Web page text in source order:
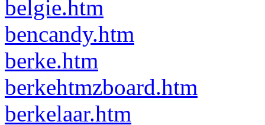
belgie.htm
bencandy.htm
berke.htm
berkehtmzboard.htm
berkelaar.htm